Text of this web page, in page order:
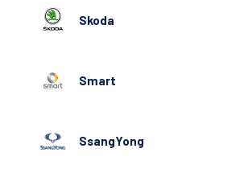
Skoda
Smart
SsangYong